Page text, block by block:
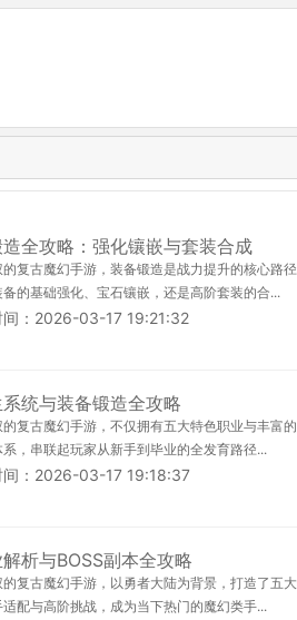
造全攻略：强化镶嵌与套装合成
的复古魔幻手游，装备锻造是战力提升的核心路
的基础强化、宝石镶嵌，还是高阶套装的合...
间：2026-03-17 19:21:32
系统与装备锻造全攻略
的复古魔幻手游，不仅拥有五大特色职业与丰富
，串联起玩家从新手到毕业的全发育路径...
间：2026-03-17 19:18:37
析与BOSS副本全攻略
的复古魔幻手游，以勇者大陆为背景，打造了五
配与高阶挑战，成为当下热门的魔幻类手...